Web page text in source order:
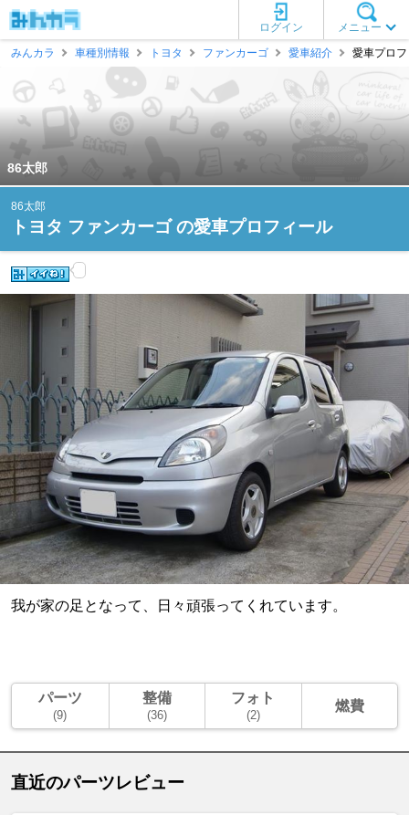
メニュー
ログイン
みんカラ
車種別情報 トヨタ ファンカーゴ 愛車紹介 愛車プロ
86太郎
86太郎
トヨタ ファンカーゴ の愛車プロフィール
我が家の足となって、日々頑張ってくれています。
パーツ
(9)
整備
(36)
フォト
(2)
燃費
直近のパーツレビュー